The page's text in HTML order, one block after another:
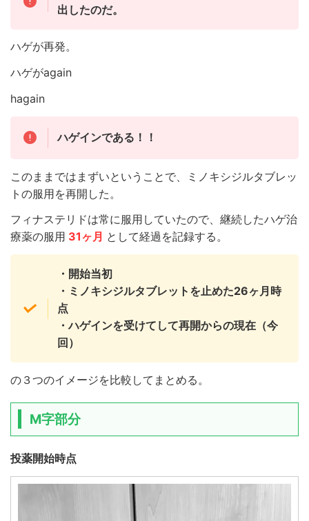
出したのだ。
ハゲが再発。
ハゲがagain
hagain
ハゲインである！！
このままではまずいということで、ミノキシジルタブレッ
トの服用を再開した。
フィナステリドは常に服用していたので、継続したハゲ治
療薬の服用 31ヶ月 として経過を記録する。
・開始当初
・ミノキシジルタブレットを止めた26ヶ月時
点
・ハゲインを受けてして再開からの現在（今
回）
の３つのイメージを比較してまとめる。
M字部分
投薬開始時点